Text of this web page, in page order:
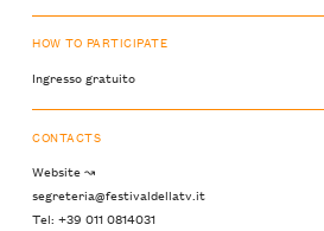
HOW TO PARTICIPATE
Ingresso gratuito
CONTACTS
Website ↝
segreteria@festivaldellatv.it
Tel: +39 011 0814031